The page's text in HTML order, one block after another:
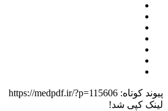
پیوند کوتاه: https://medpdf.ir/?p=115606
لینک کپی شد!